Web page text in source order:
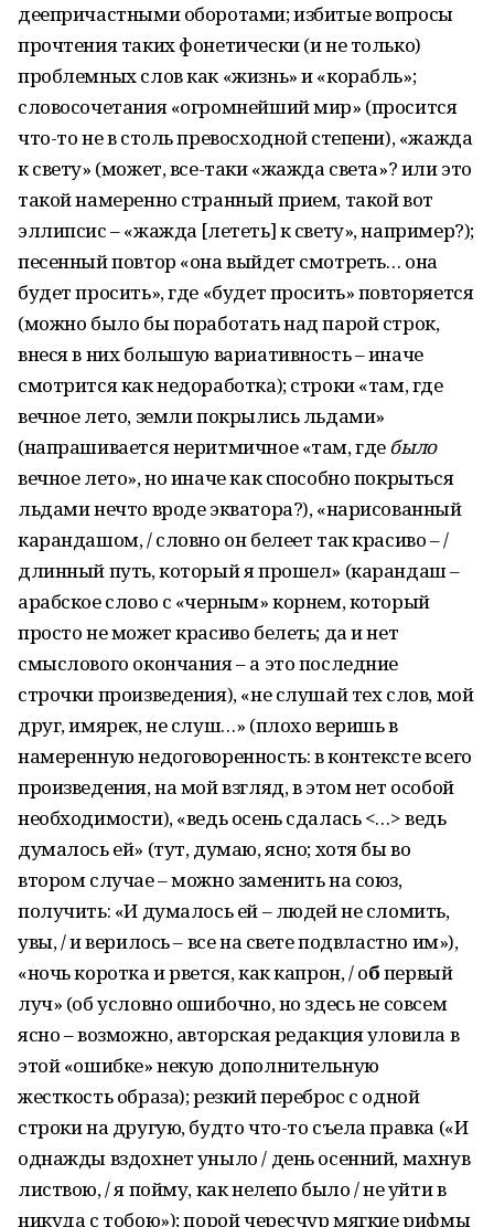
деепричастными оборотами; избитые вопросы
прочтения таких фонетически (и не только)
проблемных слов как «жизнь» и «корабль»;
словосочетания «огромнейший мир» (просится
что-то не в столь превосходной степени), «жажда
к свету» (может, все-таки «жажда света»? или это
такой намеренно странный прием, такой вот
эллипсис – «жажда [лететь] к свету», например?);
песенный повтор «она выйдет смотреть… она
будет просить», где «будет просить» повторяется
(можно было бы поработать над парой строк,
внеся в них большую вариативность – иначе
смотрится как недоработка); строки «там, где
вечное лето, земли покрылись льдами»
(напрашивается неритмичное «там, гдебыло
вечное лето», но иначе как способно покрыться
льдами нечто вроде экватора?), «нарисованный
карандашом, / словно он белеет так красиво – /
длинный путь, который я прошел» (карандаш –
арабское слово с «черным» корнем, который
просто не может красиво белеть; да и нет
смыслового окончания – а это последние
строчки произведения), «не слушай тех слов, мой
друг, имярек, не слуш…» (плохо веришь в
намеренную недоговоренность: в контексте всего
произведения, на мой взгляд, в этом нет особой
необходимости), «ведь осень сдалась <…> ведь
думалось ей» (тут, думаю, ясно; хотя бы во
втором случае – можно заменить на союз,
получить: «И думалось ей – людей не сломить,
увы, / и верилось – все на свете подвластно им»),
«ночь коротка и рвется, как капрон, / обпервый
луч» (об условно ошибочно, но здесь не совсем
ясно – возможно, авторская редакция уловила в
этой «ошибке» некую дополнительную
жесткость образа); резкий переброс с одной
строки на другую, будто что-то съела правка («И
однажды вздохнет уныло / день осенний, махнув
листвою, / я пойму, как нелепо было / не уйти в
никуда с тобою»); порой чересчур мягкие рифмы